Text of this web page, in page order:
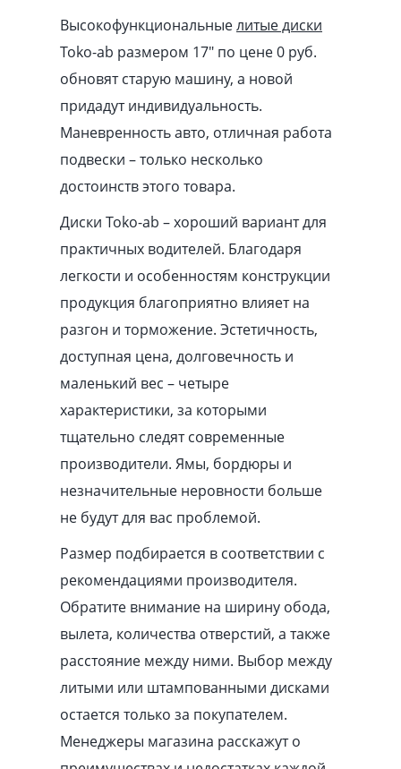
Высокофункциональныелитые диски
Toko-ab размером 17″ по цене 0 руб.
обновят старую машину, а новой
придадут индивидуальность.
Маневренность авто, отличная работа
подвески – только несколько
достоинств этого товара.
Диски Toko-ab – хороший вариант для
практичных водителей. Благодаря
легкости и особенностям конструкции
продукция благоприятно влияет на
разгон и торможение. Эстетичность,
доступная цена, долговечность и
маленький вес – четыре
характеристики, за которыми
тщательно следят современные
производители. Ямы, бордюры и
незначительные неровности больше
не будут для вас проблемой.
Размер подбирается в соответствии с
рекомендациями производителя.
Обратите внимание на ширину обода,
вылета, количества отверстий, а также
расстояние между ними. Выбор между
литыми или штампованными дисками
остается только за покупателем.
Менеджеры магазина расскажут о